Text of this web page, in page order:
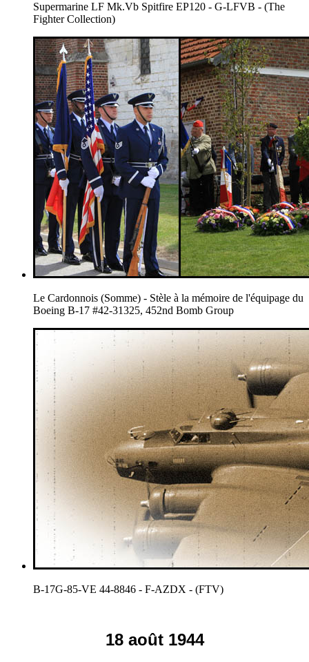
Supermarine LF Mk.Vb Spitfire EP120 - G-LFVB - (The
Fighter Collection)
Le Cardonnois (Somme) - Stèle à la mémoire de l'équipage du
Boeing B-17 #42-31325, 452nd Bomb Group
B-17G-85-VE 44-8846 - F-AZDX - (FTV)
18 août 1944